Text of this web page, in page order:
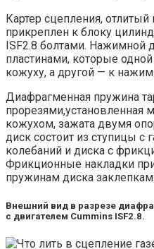
Картер сцепления,
прикреплен к блоку
ISF2.8 болтами. Нажимной
пластинами, которые
кожуху, а другой — к
Диафрагменная пружина
кожухом, зажата двумя
диск состоит из ступицы с
колебаний и диска с
Фрикционные накладки
пружинам диска
Внешний вид в разрезе
с двигателем Cummins ISF2.8.